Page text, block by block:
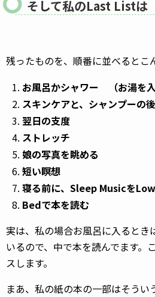
そして私のLast Listは
残ったものを、順番に並べるとこ
お風呂かシャワー （お湯を入
スキンケアと、シャンプーの
翌日の支度
ストレッチ
娘の写真を眺める
短い瞑想
寝る前に、Sleep Musicを
Bedで本を読む
実は、私の場合お風呂に入るとき
いるので、中で本を読んでます。
スします。
まあ、私の紙の本の一部はそうい